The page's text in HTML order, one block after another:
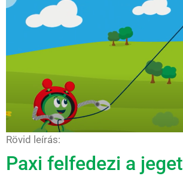
Rövid leírás:
Paxi felfedezi a jeget